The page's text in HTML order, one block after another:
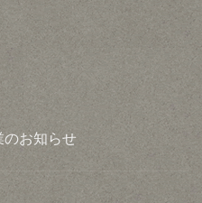
のお知らせ